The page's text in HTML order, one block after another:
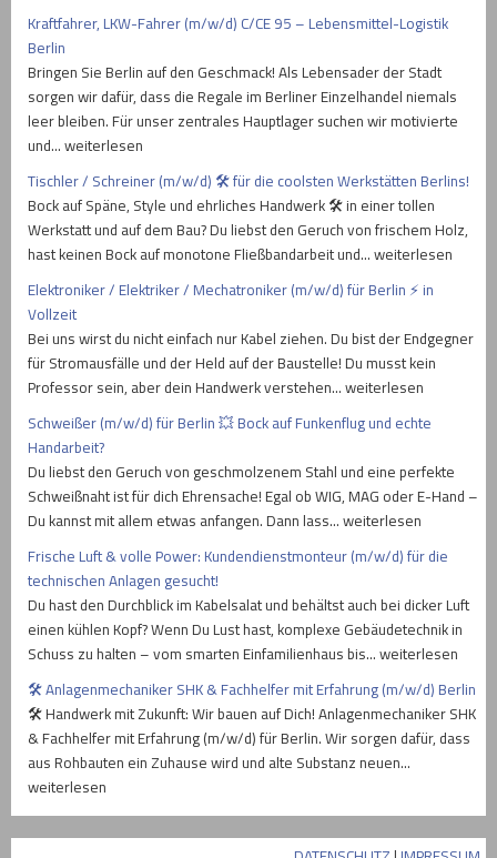
Kraftfahrer, LKW-Fahrer (m/w/d) C/CE 95 – Lebensmittel-Logistik
Berlin
Bringen Sie Berlin auf den Geschmack! Als Lebensader der Stadt
sorgen wir dafür, dass die Regale im Berliner Einzelhandel niemals
leer bleiben. Für unser zentrales Hauptlager suchen wir motivierte
und… weiterlesen
Tischler / Schreiner (m/w/d) 🛠️ für die coolsten Werkstätten Berlins!
Bock auf Späne, Style und ehrliches Handwerk 🛠️ in einer tollen
Werkstatt und auf dem Bau? Du liebst den Geruch von frischem Holz,
hast keinen Bock auf monotone Fließbandarbeit und… weiterlesen
Elektroniker / Elektriker / Mechatroniker (m/w/d) für Berlin ⚡ in
Vollzeit
Bei uns wirst du nicht einfach nur Kabel ziehen. Du bist der Endgegner
für Stromausfälle und der Held auf der Baustelle! Du musst kein
Professor sein, aber dein Handwerk verstehen… weiterlesen
Schweißer (m/w/d) für Berlin 💥 Bock auf Funkenflug und echte
Handarbeit?
Du liebst den Geruch von geschmolzenem Stahl und eine perfekte
Schweißnaht ist für dich Ehrensache! Egal ob WIG, MAG oder E-Hand –
Du kannst mit allem etwas anfangen. Dann lass… weiterlesen
Frische Luft & volle Power: Kundendienstmonteur (m/w/d) für die
technischen Anlagen gesucht!
Du hast den Durchblick im Kabelsalat und behältst auch bei dicker Luft
einen kühlen Kopf? Wenn Du Lust hast, komplexe Gebäudetechnik in
Schuss zu halten – vom smarten Einfamilienhaus bis… weiterlesen
🛠️ Anlagenmechaniker SHK & Fachhelfer mit Erfahrung (m/w/d) Berlin
🛠️ Handwerk mit Zukunft: Wir bauen auf Dich! Anlagenmechaniker SHK
& Fachhelfer mit Erfahrung (m/w/d) für Berlin. Wir sorgen dafür, dass
aus Rohbauten ein Zuhause wird und alte Substanz neuen…
weiterlesen